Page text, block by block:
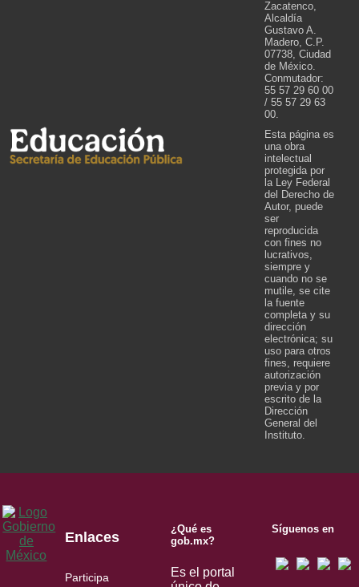
Zacatenco,
Alcaldía
Gustavo A.
Madero, C.P.
07738, Ciudad
de México.
Conmutador:
55 57 29 60 00
/ 55 57 29 63
00.
Esta página es
una obra
intelectual
protegida por
la Ley Federal
del Derecho de
Autor, puede
ser
reproducida
con fines no
lucrativos,
siempre y
cuando no se
mutile, se cite
la fuente
completa y su
dirección
electrónica; su
uso para otros
fines, requiere
autorización
previa y por
escrito de la
Dirección
General del
Instituto.
Enlaces
Participa
¿Qué es
gob.mx?
Es el portal
Síguenos en